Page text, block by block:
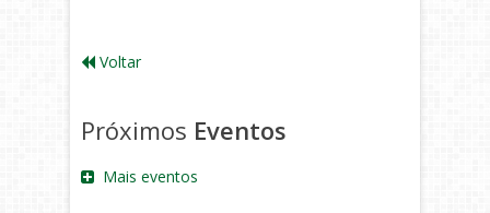
Voltar
Próximos Eventos
Mais eventos